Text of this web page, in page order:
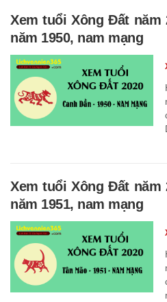
Xem tuổi Xông Đất
năm 1950, nam mạng
Xem tuổi Xông Đất
năm 1951, nam mạng